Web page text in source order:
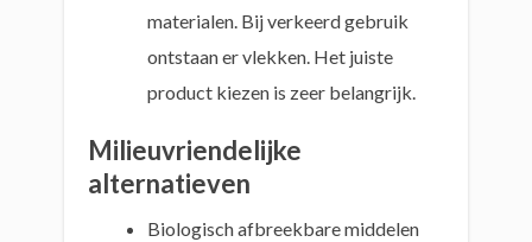
materialen. Bij verkeerd gebruik
ontstaan er vlekken. Het juiste
product kiezen is zeer belangrijk.
Milieuvriendelijke
alternatieven
Biologisch afbreekbare middelen